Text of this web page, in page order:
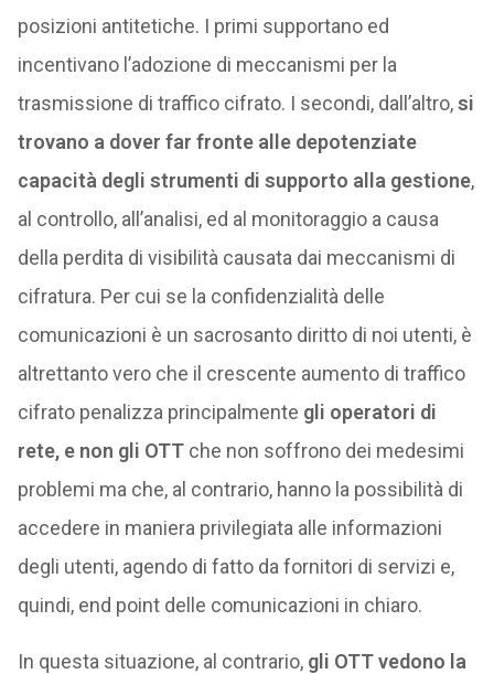
posizioni antitetiche. I primi supportano ed
incentivano l’adozione di meccanismi per la
trasmissione di traffico cifrato. I secondi, dall’altro,si
trovano a dover far fronte alle depotenziate
capacità degli strumenti di supporto alla gestione,
al controllo, all’analisi, ed al monitoraggio a causa
della perdita di visibilità causata dai meccanismi di
cifratura. Per cui se la confidenzialità delle
comunicazioni è un sacrosanto diritto di noi utenti, è
altrettanto vero che il crescente aumento di traffico
cifrato penalizza principalmente gli operatori di
rete, e non gli OTTche non soffrono dei medesimi
problemi ma che, al contrario, hanno la possibilità di
accedere in maniera privilegiata alle informazioni
degli utenti, agendo di fatto da fornitori di servizi e,
quindi, end point delle comunicazioni in chiaro.
In questa situazione, al contrario, gli OTT vedono la